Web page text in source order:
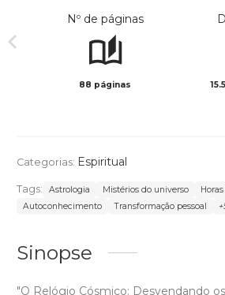
Nº de páginas
88 páginas
Categorias: Espiritual
Tags: Astrologia Mistérios do universo
Autoconhecimento
Transformação pessoal
Sinopse
"O Relógio Cósmico: Desvendando